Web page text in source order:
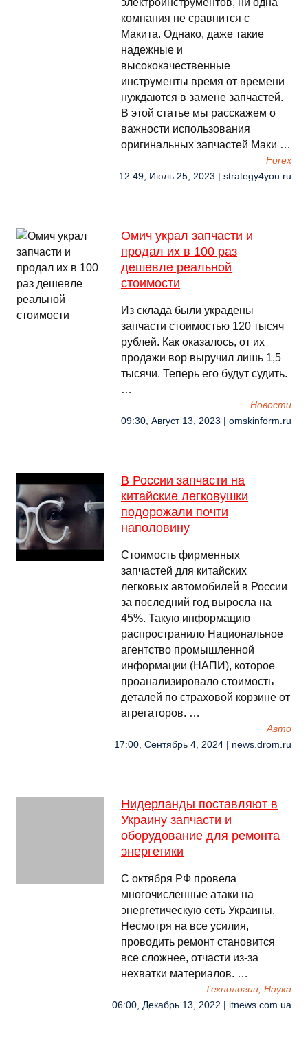
электроинструментов, ни одна
компания не сравнится с
Макита. Однако, даже такие
надежные и
высококачественные
инструменты время от времени
нуждаются в замене запчастей.
В этой статье мы расскажем о
важности использования
оригинальных запчастей Маки …
Forex
12:49, Июль 25, 2023 | strategy4you.ru
Омич украл запчасти и
продал их в 100 раз
дешевле реальной
стоимости
Из склада были украдены
запчасти стоимостью 120 тысяч
рублей. Как оказалось, от их
продажи вор выручил лишь 1,5
тысячи. Теперь его будут судить.
…
Новости
09:30, Август 13, 2023 | omskinform.ru
В России запчасти на
китайские легковушки
подорожали почти
наполовину
Стоимость фирменных
запчастей для китайских
легковых автомобилей в России
за последний год выросла на
45%. Такую информацию
распространило Национальное
агентство промышленной
информации (НАПИ), которое
проанализировало стоимость
деталей по страховой корзине от
агрегаторов. …
Авто
17:00, Сентябрь 4, 2024 | news.drom.ru
Нидерланды поставляют в
Украину запчасти и
оборудование для ремонта
энергетики
С октября РФ провела
многочисленные атаки на
энергетическую сеть Украины.
Несмотря на все усилия,
проводить ремонт становится
все сложнее, отчасти из-за
нехватки материалов. …
Технологии, Наука
06:00, Декабрь 13, 2022 | itnews.com.ua